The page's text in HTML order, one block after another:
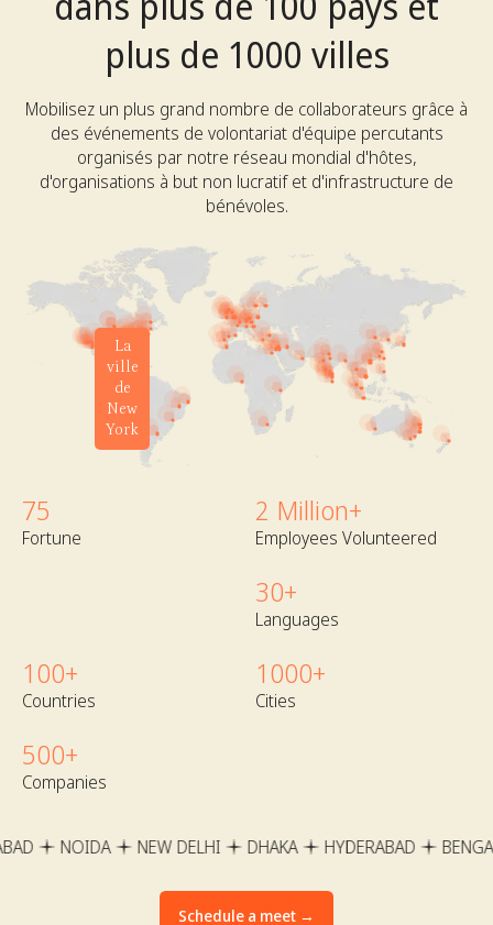
plus de 1000 villes
Mobilisez un plus grand nombre de collaborateurs grâce à
des événements de volontariat d'équipe percutants
organisés par notre réseau mondial d'hôtes,
d'organisations à but non lucratif et d'infrastructure de
bénévoles.
La
ville
de
New
York
75
Fortune
2 Million+
Employees Volunteered
30+
Languages
100+
Countries
1000+
Cities
500+
Companies
NEW DELHI DHAKA HYDERABAD BENGALORE
Schedule a meet →